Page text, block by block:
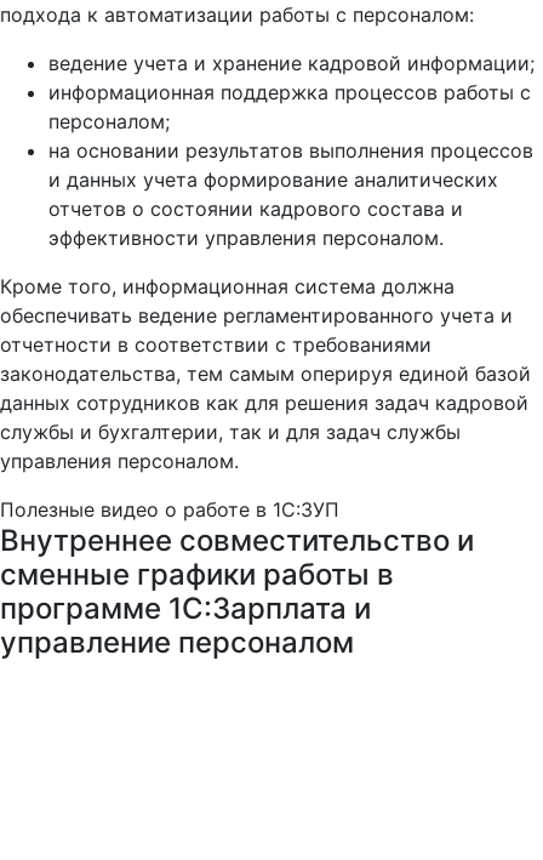
подхода к автоматизации работы с персоналом:
ведение учета и хранение кадровой информации;
информационная поддержка процессов работы с
персоналом;
на основании результатов выполнения процессов
и данных учета формирование аналитических
отчетов о состоянии кадрового состава и
эффективности управления персоналом.
Кроме того, информационная система должна
обеспечивать ведение регламентированного учета и
отчетности в соответствии с требованиями
законодательства, тем самым оперируя единой базой
данных сотрудников как для решения задач кадровой
службы и бухгалтерии, так и для задач службы
управления персоналом.
Полезные видео о работе в 1С:ЗУП
Внутреннее совместительство и
сменные графики работы в
программе 1С:Зарплата и
управление персоналом